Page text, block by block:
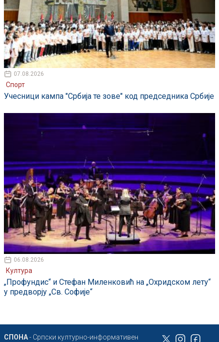
07.08.2026
Спорт
Учесници кампа "Србија те зове" код председника Србије
06.08.2026
Култура
„Профундис“ и Стефан Миленковић на „Охридском лету“
у предворју „Св. Софије“
СПОНА- Српски културно-информативен